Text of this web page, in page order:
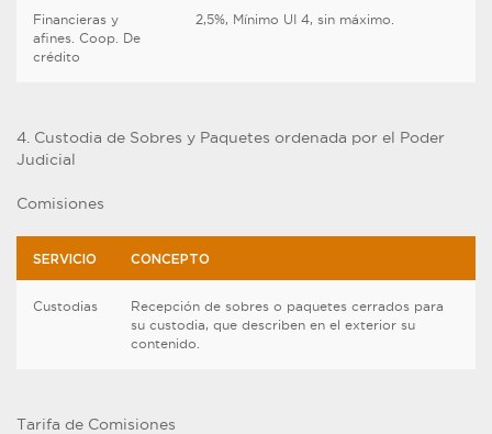
Financieras y
afines. Coop. De
crédito
2,5%, Mínimo UI 4, sin máximo.
4. Custodia de Sobres y Paquetes ordenada por el Poder
Judicial
Comisiones
SERVICIO CONCEPTO
Custodias
Recepción de sobres o paquetes cerrados para
su custodia, que describen en el exterior su
contenido.
Tarifa de Comisiones